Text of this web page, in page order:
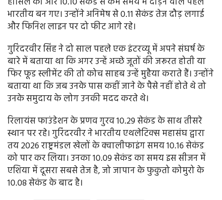
भारतीय बन गए। उन्होंने अनिमेष से 0.11 सेकंड तेज दौड़ लगाई
और फिनिश लाइन पर दो फीट आगे रहे।
गुरिंदरवीर सिंह ने दो साल पहले एक इंटरव्यू में अपने संघर्ष के
बारे में बताया था कि अगर उन्हें अच्छे जूतों की जरूरत होती या
फिर फूड स्लीमेंट की तो कोच साहब उन्हें मुहैया कराते हैं। उन्होंने
बताया था कि जब उनके पास कहीं जाने के पैसे नहीं होते थे तो
उनके समुदाय के लोग उनकी मदद करते थे।
रिलायंस फाउंडेशन के प्रणव गुरव 10.29 सेकंड के साथ तीसरे
स्थान पर रहे। गुरिंदरवीर ने भारतीय एथलेटिक्स महासंघ द्वारा
तय 2026 राष्ट्रमंडल खेलों के क्वालीफाइंग समय 10.16 सेकंड
को पार कर लिया। उनका 10.09 सेकंड का समय इस सीजन में
एशिया में दूसरा सबसे तेज है, जो जापान के फुकुतो कोमुरो के
10.08 सेकंड के बाद है।